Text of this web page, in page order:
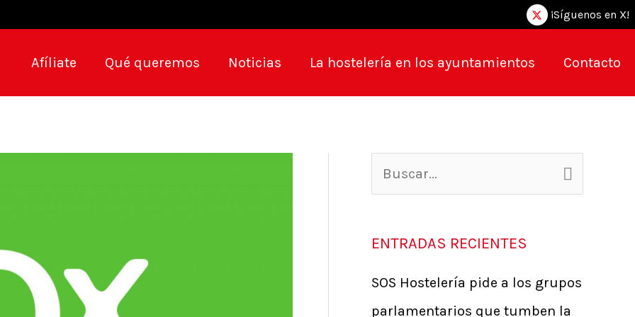
¡Síguenos en X!
Afíliate Qué queremos Noticias La hostelería en los ayuntamientos Contacto
s
a
ENTRADAS RECIENTES
SOS Hostelería pide a los grupos
parlamentarios que tumben la